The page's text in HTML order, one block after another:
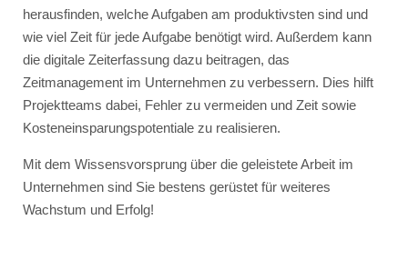
herausfinden, welche Aufgaben am produktivsten sind und
wie viel Zeit für jede Aufgabe benötigt wird. Außerdem kann
die digitale Zeiterfassung dazu beitragen, das
Zeitmanagement im Unternehmen zu verbessern. Dies hilft
Projektteams dabei, Fehler zu vermeiden und Zeit sowie
Kosteneinsparungspotentiale zu realisieren.
Mit dem Wissensvorsprung über die geleistete Arbeit im
Unternehmen sind Sie bestens gerüstet für weiteres
Wachstum und Erfolg!